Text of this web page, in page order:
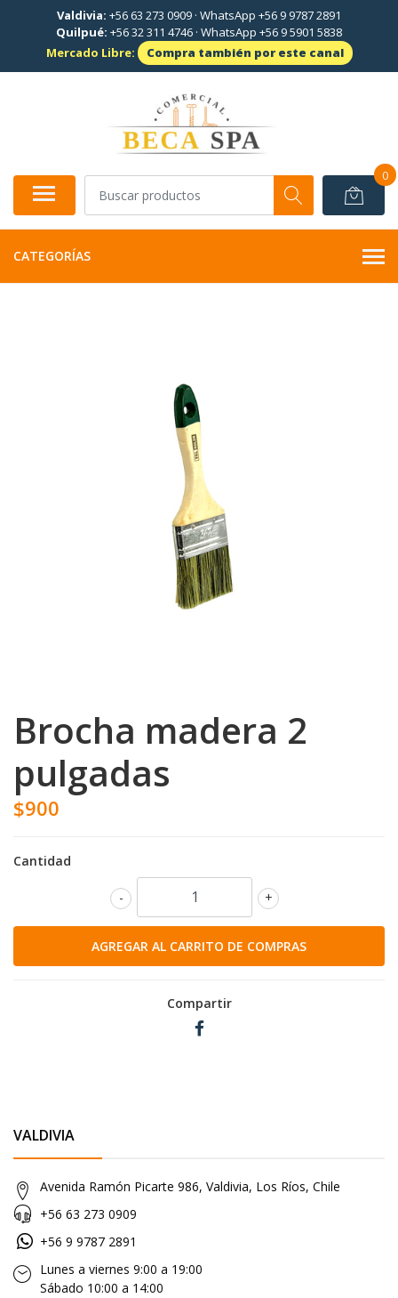
Valdivia: +56 63 273 0909 · WhatsApp +56 9 9787 2891
Quilpué: +56 32 311 4746 · WhatsApp +56 9 5901 5838
Mercado Libre:
Compra también por este canal
0
CATEGORÍAS
Brocha madera 2
pulgadas
$900
Cantidad
+
-
Compartir
VALDIVIA
Avenida Ramón Picarte 986, Valdivia, Los Ríos, Chile
+56 63 273 0909
+56 9 9787 2891
Lunes a viernes 9:00 a 19:00
Sábado 10:00 a 14:00